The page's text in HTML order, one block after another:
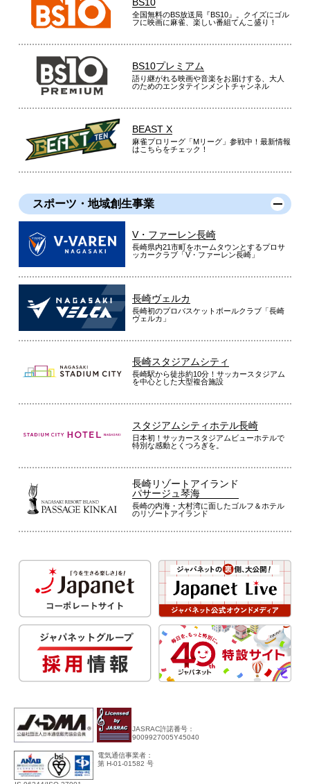
全国無料のBS放送局『BS10』。クイズにゴル
フに映画に麻雀、楽しい番組てんこ盛り！
BS10プレミアム
語り継がれる映画や音楽をお届けする、大人
のためのエンタテインメントチャンネル
BEAST X
麻雀プロリーグ「Mリーグ」参戦中！最新情報
はこちらをチェック！
スポーツ・地域創生事業
V・ファーレン長崎
長崎県内21市町をホームタウンとするプロサ
ッカークラブ「V・ファーレン長崎」
長崎ヴェルカ
長崎初のプロバスケットボールクラブ「長崎
ヴェルカ」
長崎スタジアムシティ
長崎駅から徒歩約10分！サッカースタジアム
を中心とした大型複合施設
スタジアムシティホテル長崎
日本初！サッカースタジアムビューホテルで
特別な感動とくつろぎを。
長崎リゾートアイランド
パサージュ琴海
長崎の内海・大村湾に面したゴルフ＆ホテル
のリゾートアイランド
JASRAC許諾番号：
9009927005Y45040
電気通信事業者：
第 H-01-01582 号